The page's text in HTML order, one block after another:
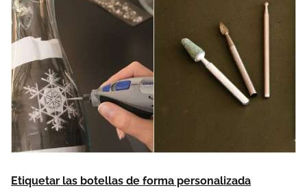
Etiquetar las botellas de forma personalizada